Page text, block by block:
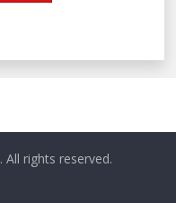
. All rights reserved.